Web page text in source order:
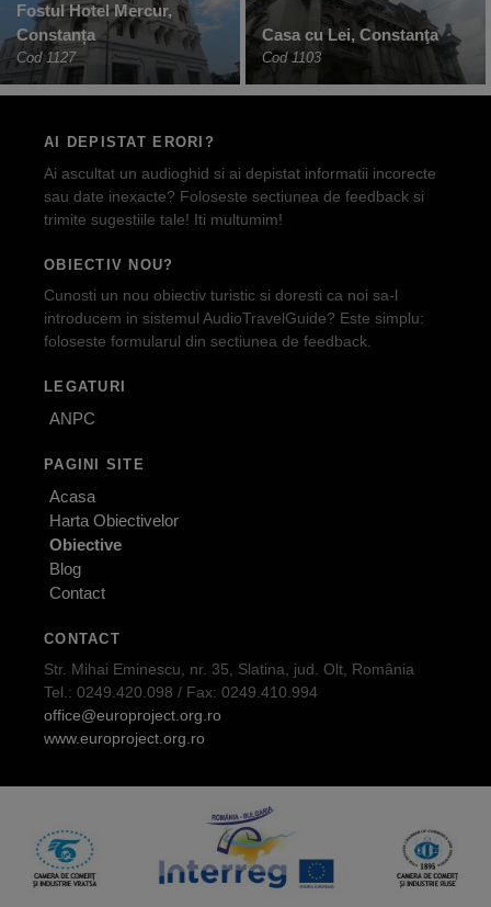
Fostul Hotel Mercur,
Constanța
Cod 1127
Casa cu Lei, Constanţa
Cod 1103
AI DEPISTAT ERORI?
Ai ascultat un audioghid si ai depistat informatii incorecte
sau date inexacte? Foloseste sectiunea de feedback si
trimite sugestiile tale! Iti multumim!
OBIECTIV NOU?
Cunosti un nou obiectiv turistic si doresti ca noi sa-l
introducem in sistemul AudioTravelGuide? Este simplu:
foloseste formularul din sectiunea de feedback.
LEGATURI
ANPC
PAGINI SITE
Acasa
Harta Obiectivelor
Obiective
Blog
Contact
CONTACT
Str. Mihai Eminescu, nr. 35, Slatina, jud. Olt, România
Tel.: 0249.420.098 / Fax: 0249.410.994
office@europroject.org.ro
www.europroject.org.ro